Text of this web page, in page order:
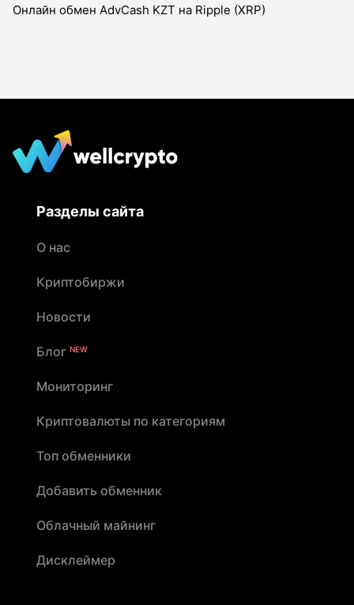
Онлайн обмен AdvCash KZT на Ripple (XRP)
Разделы сайта
О нас
Криптобиржи
Новости
Блог NEW
Мониторинг
Криптовалюты по категориям
Топ обменники
Добавить обменник
Облачный майнинг
Дисклеймер